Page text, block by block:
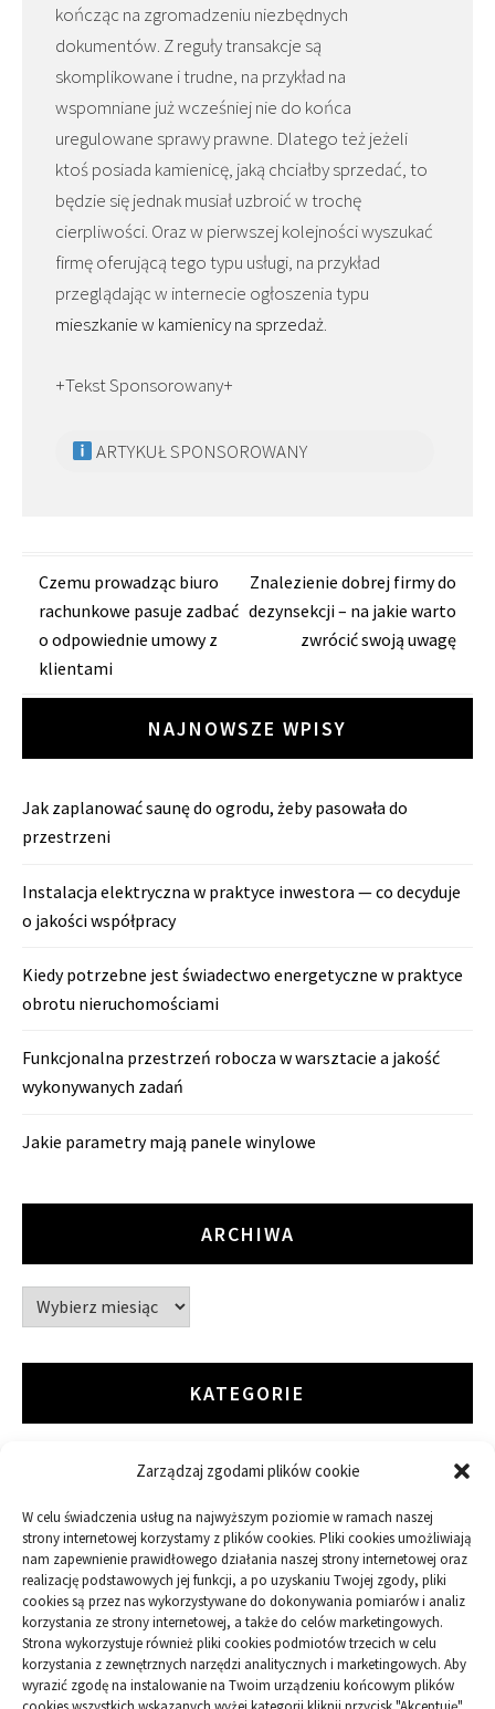
Zarządzaj zgodami plików cookie
W celu świadczenia usług na najwyższym poziomie w ramach naszej
strony internetowej korzystamy z plików cookies. Pliki cookies umożliwiają
nam zapewnienie prawidłowego działania naszej strony internetowej oraz
realizację podstawowych jej funkcji, a po uzyskaniu Twojej zgody, pliki
cookies są przez nas wykorzystywane do dokonywania pomiarów i analiz
korzystania ze strony internetowej, a także do celów marketingowych.
Strona wykorzystuje również pliki cookies podmiotów trzecich w celu
korzystania z zewnętrznych narzędzi analitycznych i marketingowych. Aby
wyrazić zgodę na instalowanie na Twoim urządzeniu końcowym plików
kończąc na zgromadzeniu niezbędnych
dokumentów. Z reguły transakcje są
skomplikowane i trudne, na przykład na
wspomniane już wcześniej nie do końca
uregulowane sprawy prawne. Dlatego też jeżeli
ktoś posiada kamienicę, jaką chciałby sprzedać, to
będzie się jednak musiał uzbroić w trochę
cierpliwości. Oraz w pierwszej kolejności wyszukać
firmę oferującą tego typu usługi, na przykład
przeglądając w internecie ogłoszenia typu
mieszkanie w kamienicy na sprzedaż.
+Tekst Sponsorowany+
ARTYKUŁ SPONSOROWANY
Zobacz
wpisy
Czemu prowadząc biuro
rachunkowe pasuje zadbać
o odpowiednie umowy z
klientami
Znalezienie dobrej firmy do
dezynsekcji – na jakie warto
zwrócić swoją uwagę
NAJNOWSZE WPISY
Jak zaplanować saunę do ogrodu, żeby pasowała do
przestrzeni
Instalacja elektryczna w praktyce inwestora — co decyduje
o jakości współpracy
Kiedy potrzebne jest świadectwo energetyczne w praktyce
obrotu nieruchomościami
Funkcjonalna przestrzeń robocza w warsztacie a jakość
wykonywanych zadań
Jakie parametry mają panele winylowe
ARCHIWA
Archiwa
KATEGORIE
ARTYKUŁ SPONSOROWANY
Budowa
Dom
Ogród
Przemysł